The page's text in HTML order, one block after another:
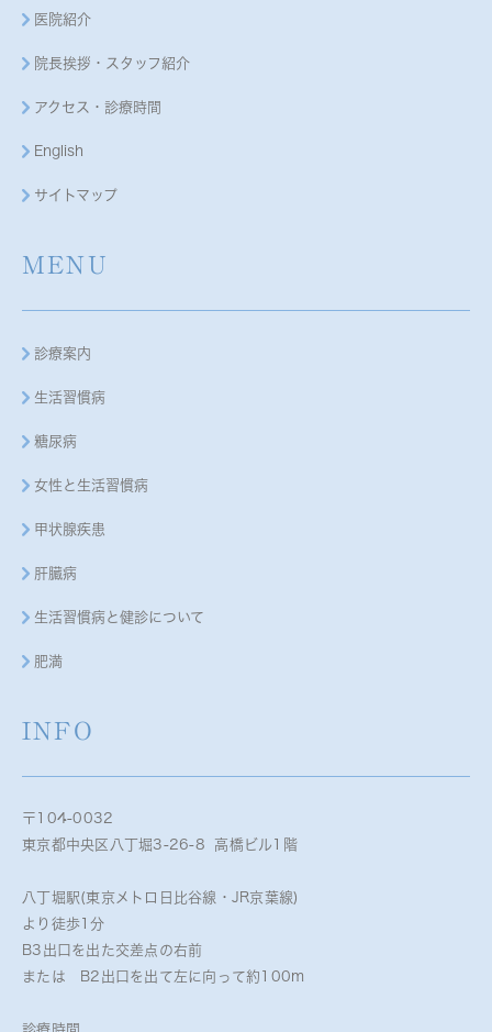
医院紹介
院長挨拶・スタッフ紹介
アクセス・診療時間
English
サイトマップ
MENU
診療案内
生活習慣病
糖尿病
女性と生活習慣病
甲状腺疾患
肝臓病
生活習慣病と健診について
肥満
INFO
〒104-0032
東京都中央区八丁堀3-26-8 高橋ビル1階
八丁堀駅(東京メトロ日比谷線・JR京葉線)
より徒歩1分
B3出口を出た交差点の右前
または B2出口を出て左に向って約100m